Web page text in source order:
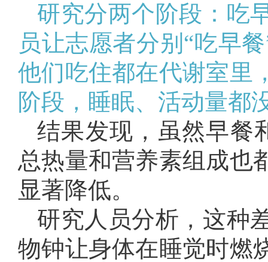
研究分两个阶段：吃
员让志愿者分别“吃早
他们吃住都在代谢室里
阶段，睡眠、活动量都
结果发现，虽然早餐
总热量和营养素组成也
显著降低。
研究人员分析，这种
物钟让身体在睡觉时燃